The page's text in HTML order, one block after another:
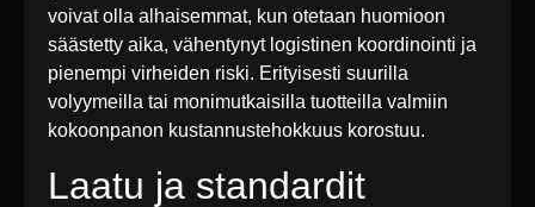
voivat olla alhaisemmat, kun otetaan huomioon
säästetty aika, vähentynyt logistinen koordinointi ja
pienempi virheiden riski. Erityisesti suurilla
volyymeilla tai monimutkaisilla tuotteilla valmiin
kokoonpanon kustannustehokkuus korostuu.
Laatu ja standardit